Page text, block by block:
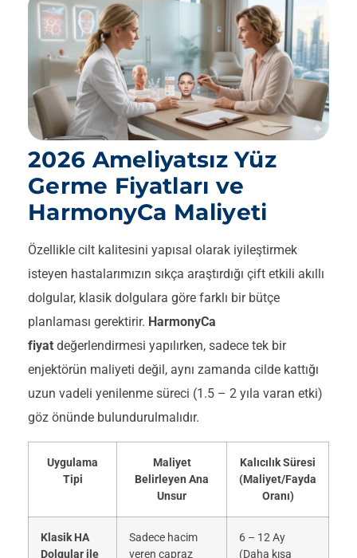
2026 Ameliyatsız Yüz
Germe Fiyatları ve
HarmonyCa Maliyeti
Özellikle cilt kalitesini yapısal olarak iyileştirmek
isteyen hastalarımızın sıkça araştırdığı çift etkili akıllı
dolgular, klasik dolgulara göre farklı bir bütçe
planlaması gerektirir. HarmonyCa
fiyat değerlendirmesi yapılırken, sadece tek bir
enjektörün maliyeti değil, aynı zamanda cilde kattığı
uzun vadeli yenilenme süreci (1.5 – 2 yıla varan etki)
göz önünde bulundurulmalıdır.
Uygulama
Tipi
Maliyet
Belirleyen Ana
Unsur
Kalıcılık Süresi
(Maliyet/Fayda
Oranı)
Klasik HA
Dolgular ile
Sadece hacim
veren çapraz
6 – 12 Ay
(Daha kısa